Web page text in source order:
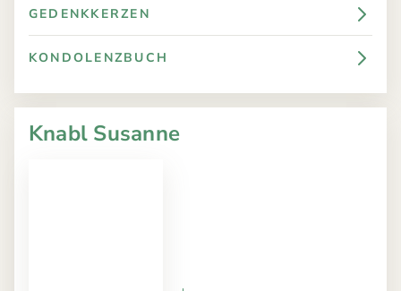
GEDENKKERZEN
KONDOLENZBUCH
Knabl Susanne